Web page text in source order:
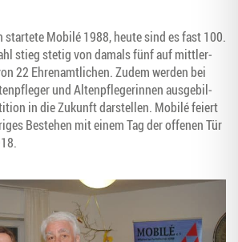
Mobilé 1988, heu­te sind es fast 100.
stieg ste­tig von damals fünf auf mitt­ler­
22 Ehren­amt­li­chen. Zudem wer­den bei
und Alten­pfle­ge­rin­nen aus­ge­bil­
in die Zukunft dar­stel­len. Mobilé fei­ert
Bestehen mit einem Tag der offe­nen Tür